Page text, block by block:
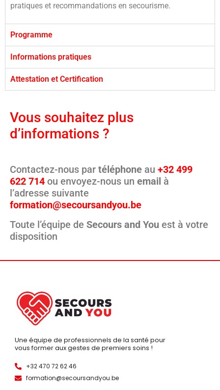
pratiques et recommandations en secourisme.
Programme
Informations pratiques
Attestation et Certification
Vous souhaitez plus
d’informations ?
Contactez-nous par téléphone au +32 499
622 714 ou envoyez-nous un email à
l’adresse suivante
formation@secoursandyou.be
Toute l’équipe de Secours and You est à votre
disposition
Une équipe de professionnels de la santé pour
vous former aux gestes de premiers soins !
+32 470 72 62 46
formation@secoursandyou.be